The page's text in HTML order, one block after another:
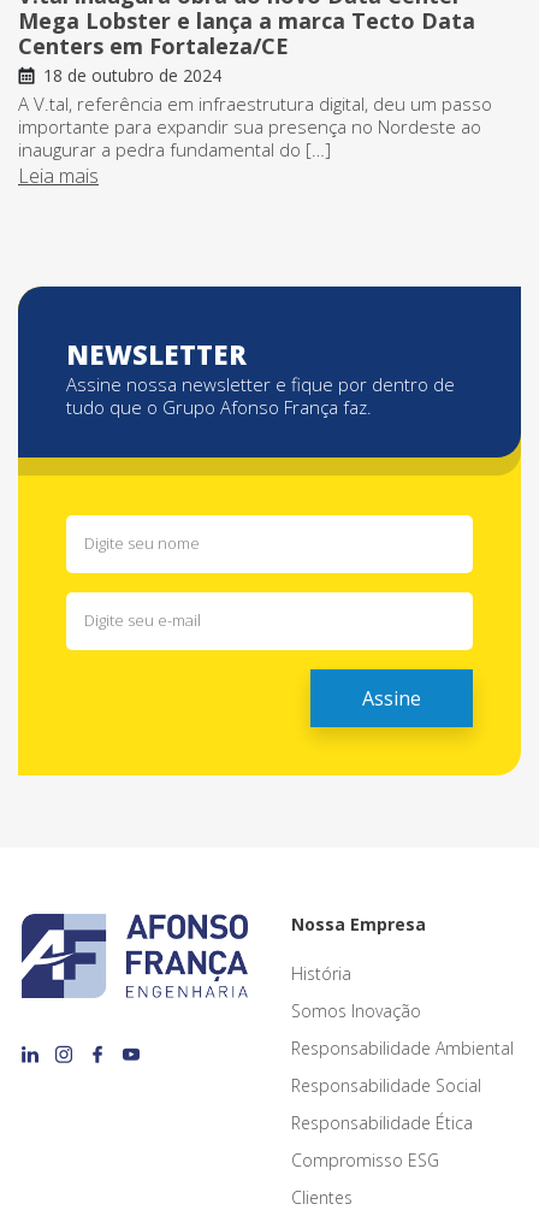
Mega Lobster e lança a marca Tecto Data
Centers em Fortaleza/CE
18 de outubro de 2024
A V.tal, referência em infraestrutura digital, deu um passo
importante para expandir sua presença no Nordeste ao
inaugurar a pedra fundamental do […]
Leia mais
NEWSLETTER
Assine nossa newsletter e fique por dentro de
tudo que o Grupo Afonso França faz.
Nossa Empresa
História
Somos Inovação
Responsabilidade Ambiental
Responsabilidade Social
Responsabilidade Ética
Compromisso ESG
Clientes